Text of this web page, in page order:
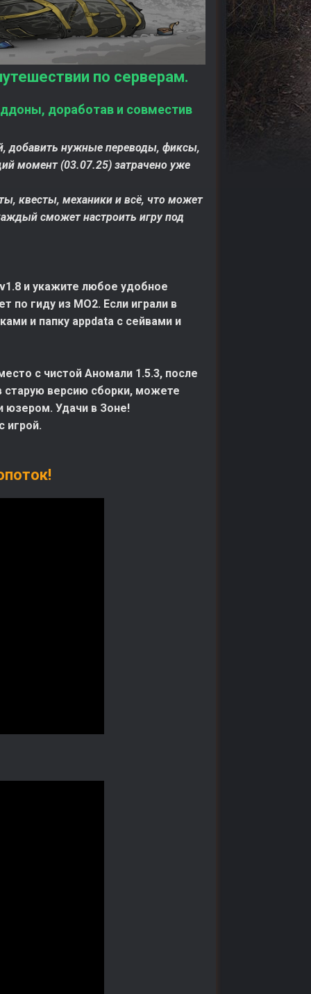
по серверам.
доработав и совместив
добавить нужные переводы, фиксы,
момент (03.07.25) затрачено уже
квесты, механики и всё, что может
сможет настроить игру под
и укажите любое удобное
по гиду из МО2. Если играли в
и папку appdata с сейвами и
с чистой Аномали 1.5.3, после
старую версию сборки, можете
юзером. Удачи в Зоне!
игрой.